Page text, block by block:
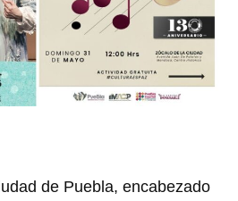
de Puebla, encabezado